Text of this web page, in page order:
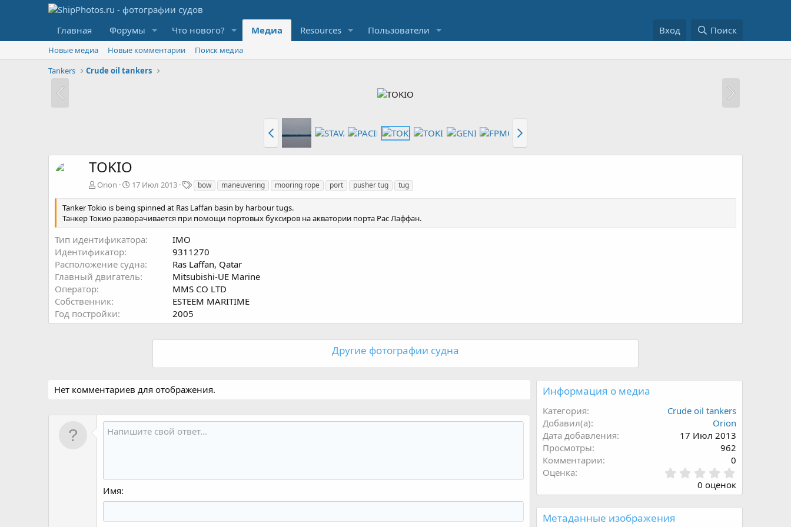
Главная Форумы Что нового? Медиа Resources Пользователи Вход Поиск
Новые медиа Новые комментарии
Поиск медиа
Tankers
Crude oil tankers
TOKIO
Orion 17 Июл 2013
Т
г
и
bow maneuvering mooring rope port pusher tug tug
Tanker Tokio is being spinned at Ras Laffan basin by harbour tugs.
Танкер Токио разворачивается при помощи портовых буксиров на акватории порта Рас Лаффан.
Тип идентификатора
IMO
Идентификатор
9311270
Расположение судна
Ras Laffan, Qatar
Главный двигатель
Mitsubishi-UE Marine
Оператор
MMS CO LTD
Собственник
ESTEEM MARITIME
Год постройки
2005
Другие фотографии судна
Нет комментариев для отображения.
Имя
Информация о медиа
Категория
Crude oil tankers
Добавил(а)
Orion
Дата добавления
17 Июл 2013
Просмотры
962
Комментарии
0
Оценка
.
0
0
0 оценок
Метаданные изображения